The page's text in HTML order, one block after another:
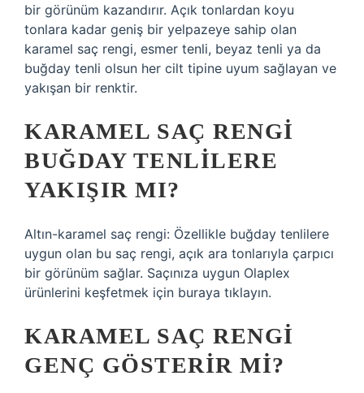
bir görünüm kazandırır. Açık tonlardan koyu
tonlara kadar geniş bir yelpazeye sahip olan
karamel saç rengi, esmer tenli, beyaz tenli ya da
buğday tenli olsun her cilt tipine uyum sağlayan ve
yakışan bir renktir.
KARAMEL SAÇ RENGI
BUĞDAY TENLILERE
YAKIŞIR MI?
Altın-karamel saç rengi: Özellikle buğday tenlilere
uygun olan bu saç rengi, açık ara tonlarıyla çarpıcı
bir görünüm sağlar. Saçınıza uygun Olaplex
ürünlerini keşfetmek için buraya tıklayın.
KARAMEL SAÇ RENGI
GENÇ GÖSTERIR MI?